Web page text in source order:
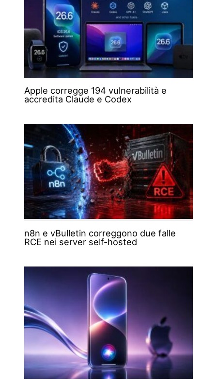
Apple corregge 194 vulnerabilità e
accredita Claude e Codex
n8n e vBulletin correggono due falle
RCE nei server self-hosted